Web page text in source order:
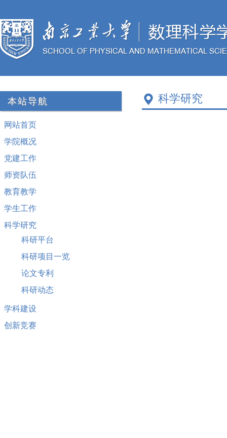
本站导航
网站首页
学院概况
党建工作
师资队伍
教育教学
学生工作
科学研究
科研平台
科研项目一览
论文专利
科研动态
学科建设
创新竞赛
科学研究